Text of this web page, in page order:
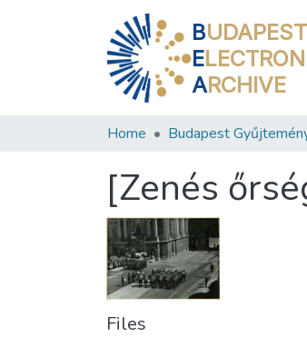
BUDAPEST
E
ARCHIVE
Home Budapest
[Zenés
Files